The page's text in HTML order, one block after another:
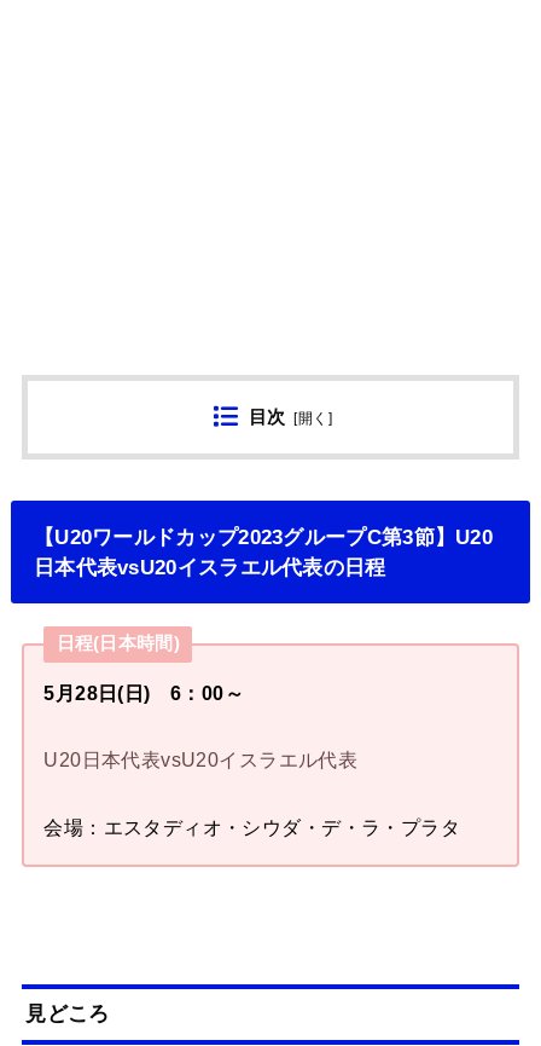
目次 [開く ]
【U20ワールドカップ2023グループC第3節】U20
日本代表vsU20イスラエル代表の日程
日程(日本時間)
5月28日(日) 6：00～
U20日本代表vsU20イスラエル代表
会場：エスタディオ・シウダ・デ・ラ・プラタ
見どころ